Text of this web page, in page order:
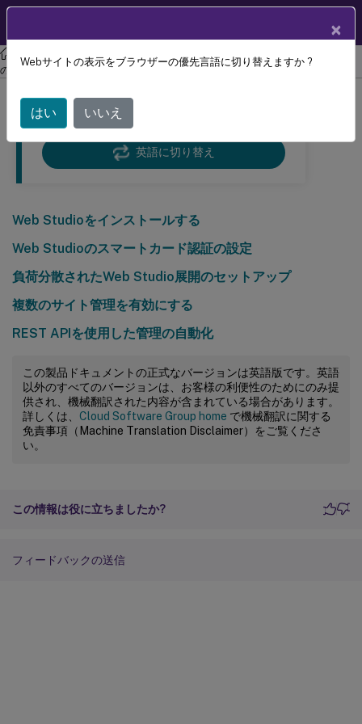
Citrix Virtual Apps and Desktops 7 2402 LTSR
コアコンポーネント
のインストール
この記事は機械翻訳されています.
英語に切り替え
Web Studioをインストールする
Web Studioのスマートカード認証の設定
負荷分散されたWeb Studio展開のセットアップ
複数のサイト管理を有効にする
REST APIを使用した管理の自動化
この製品ドキュメントの正式なバージョンは英語版です。英語
以外のすべてのバージョンは、お客様の利便性のためにのみ提
供され、機械翻訳された内容が含まれている場合があります。
詳しくは、 Cloud Software Group home で機械翻訳に関する
免責事項（Machine Translation Disclaimer）をご覧くださ
い。
この情報は役に立ちましたか?
フィードバックの送信
×
Webサイトの表示をブラウザーの優先言語に切り替えますか ?
はい いいえ